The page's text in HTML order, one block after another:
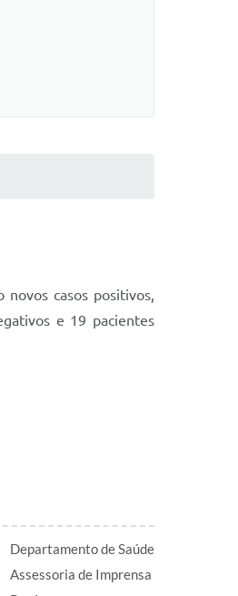
casos positivos,
e 19 pacientes
Departamento de Saúde
Assessoria de Imprensa